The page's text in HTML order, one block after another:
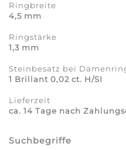
Ringbreite
4,5 mm
Ringstärke
1,3 mm
Steinbesatz bei
1 Brillant 0,02 ct. H/SI
Lieferzeit
ca. 14 Tage nach
Suchbegriffe